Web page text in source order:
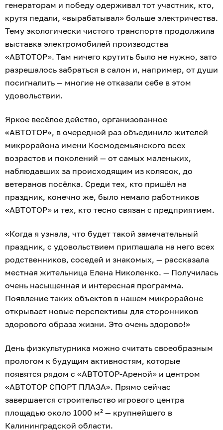
генераторам и победу одерживал тот участник, кто,
крутя педали, «вырабатывал» больше электричества.
Тему экологически чистого транспорта продолжила
выставка электромобилей производства
«АВТОТОР». Там ничего крутить было не нужно, зато
разрешалось забраться в салон и, например, от души
посигналить — многие не отказали себе в этом
удовольствии.
Яркое весёлое действо, организованное
«АВТОТОР», в очередной раз объединило жителей
микрорайона имени Космодемьянского всех
возрастов и поколений — от самых маленьких,
наблюдавших за происходящим из колясок, до
ветеранов посёлка. Среди тех, кто пришёл на
праздник, конечно же, было немало работников
«АВТОТОР» и тех, кто тесно связан с предприятием.
«Когда я узнала, что будет такой замечательный
праздник, с удовольствием приглашала на него всех
родственников, соседей и знакомых, — рассказала
местная жительница Елена Николенко. — Получилась
очень насыщенная и интересная программа.
Появление таких объектов в нашем микрорайоне
открывает новые перспективы для сторонников
здорового образа жизни. Это очень здорово!»
День физкультурника можно считать своеобразным
прологом к будущим активностям, которые
появятся рядом с «АВТОТОР-Ареной» и центром
«АВТОТОР СПОРТ ПЛАЗА». Прямо сейчас
завершается строительство игрового центра
площадью около 1000 м² — крупнейшего в
Калининградской области.